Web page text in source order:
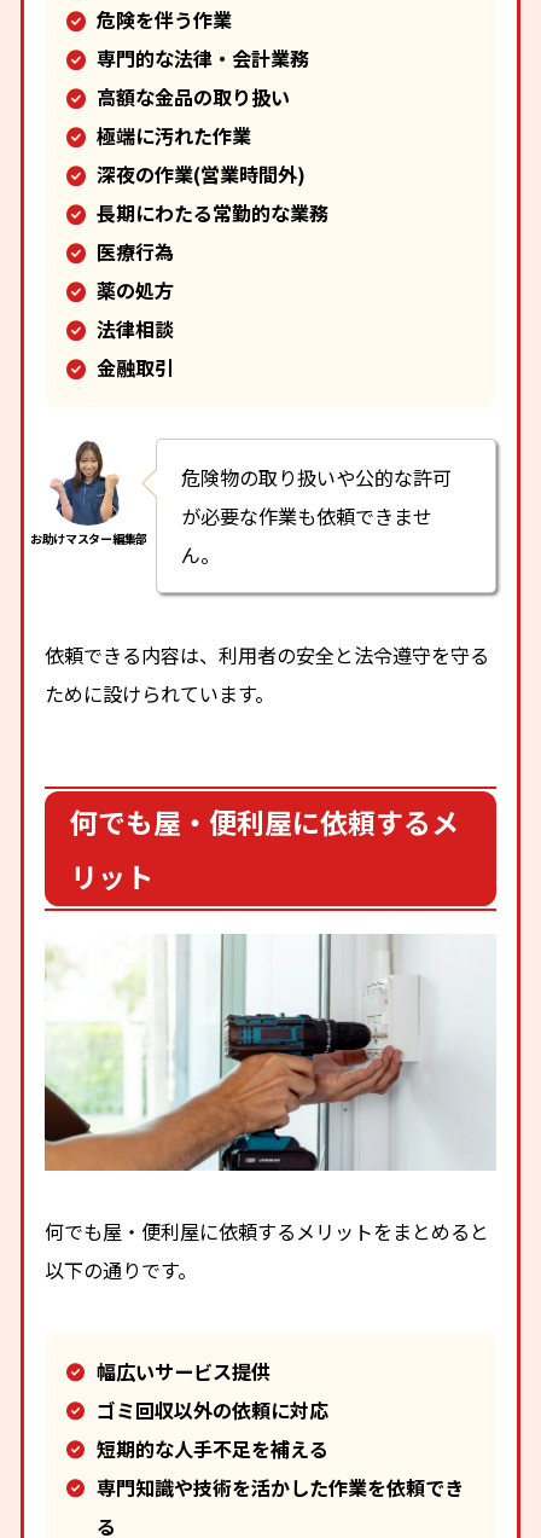
危険を伴う作業
専門的な法律・会計業務
高額な金品の取り扱い
極端に汚れた作業
深夜の作業(営業時間外)
長期にわたる常勤的な業務
医療行為
薬の処方
法律相談
金融取引
危険物の取り扱いや公的な許可
が必要な作業も依頼できませ
ん。
依頼できる内容は、利用者の安全と法令遵守を守る
ために設けられています。
何でも屋・便利屋に依頼するメ
リット
何でも屋・便利屋に依頼するメリットをまとめると
以下の通りです。
幅広いサービス提供
ゴミ回収以外の依頼に対応
短期的な人手不足を補える
専門知識や技術を活かした作業を依頼でき
る